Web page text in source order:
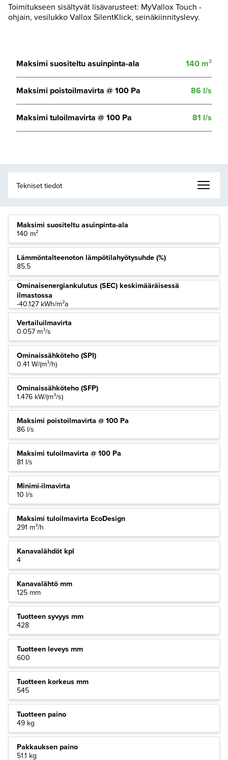
Toimitukseen sisältyvät lisävarusteet: MyVallox Touch -
ohjain, vesilukko Vallox SilentKlick, seinäkiinnityslevy.
Maksimi suositeltu asuinpinta-ala 140 m²
Maksimi poistoilmavirta @ 100 Pa 86 l/s
Maksimi tuloilmavirta @ 100 Pa 81 l/s
Maksimi suositeltu asuinpinta-ala
140 m²
Lämmöntalteenoton lämpötilahyötysuhde (%)
85.5
Ominaisenergiankulutus (SEC) keskimääräisessä
ilmastossa
-40.127 kWh/m²a
Vertailuilmavirta
0.057 m³/s
Ominaissähköteho (SPI)
0.41 W/(m³/h)
Ominaissähköteho (SFP)
1.476 kW/(m³/s)
Maksimi poistoilmavirta @ 100 Pa
86 l/s
Maksimi tuloilmavirta @ 100 Pa
81 l/s
Minimi-ilmavirta
10 l/s
Maksimi tuloilmavirta EcoDesign
291 m³/h
Kanavalähdöt kpl
4
Kanavalähtö mm
125 mm
Tuotteen syvyys mm
428
Tuotteen leveys mm
600
Tuotteen korkeus mm
545
Tuotteen paino
49 kg
Pakkauksen paino
51.1 kg